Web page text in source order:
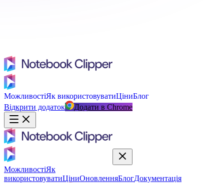
МожливостіЯк використовуватиЦіниБлог
Відкрити додаток
Додати в Chrome
МожливостіЯк
використовуватиЦіниОновленняБлогДокументація